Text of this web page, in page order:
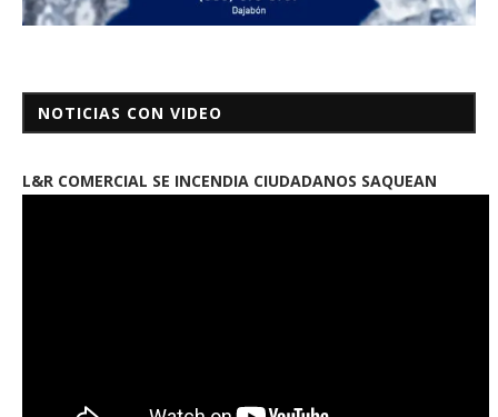
NOTICIAS CON VIDEO
L&R COMERCIAL SE INCENDIA CIUDADANOS SAQUEAN